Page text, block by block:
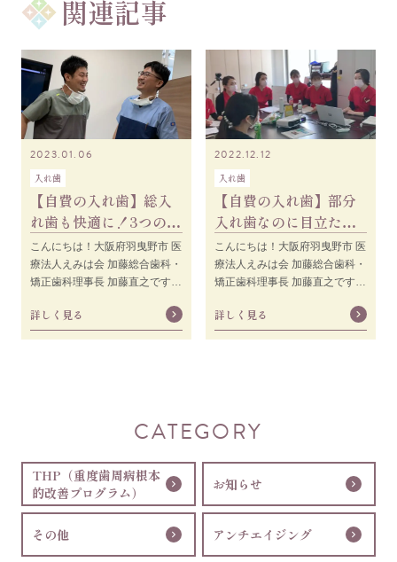
関連記事
2023.01.06
入れ歯
【自費の入れ歯】総入
れ歯も快適に！3つの入
れ歯の特徴について解
説します
こんにちは！大阪府羽曳野市 医
療法人えみは会 加藤総合歯科・
矯正歯科理事長 加藤直之です。
入れ歯について解説していきま
す。
詳しく見る
2022.12.12
入れ歯
【自費の入れ歯】部分
入れ歯なのに目立たな
い？スマートデン
チャーについて！
こんにちは！大阪府羽曳野市 医
療法人えみは会 加藤総合歯科・
矯正歯科理事長 加藤直之です。
うなものかについてお話しまし
た。
詳しく見る
CATEGORY
THP（重度歯周病根本
的改善プログラム）
お知らせ
その他 アンチエイジング